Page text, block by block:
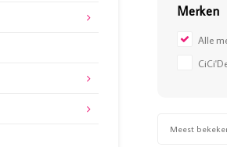
Merken
Alle
Meest